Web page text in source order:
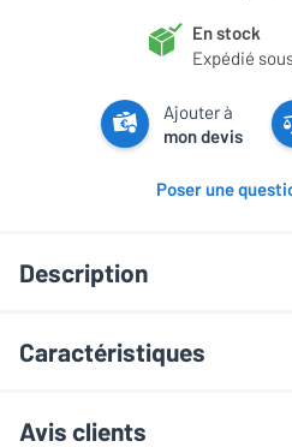
En stock
Expédié
Ajouter à
mon devis
Poser une
Description
Points forts
DAC 32 bits / 384 kHz intégré
Caractéristiques
Informations générales
Avis clients